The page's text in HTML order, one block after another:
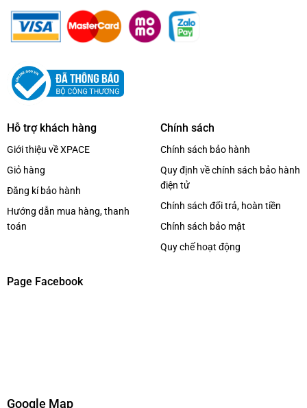
Hỗ trợ khách hàng
Giới thiệu về XPACE
Giỏ hàng
Đăng kí bảo hành
Hướng dẫn mua hàng, thanh
toán
Chính sách
Chính sách bảo hành
Quy định về chính sách bảo hành
điện tử
Chính sách đổi trả, hoàn tiền
Chính sách bảo mật
Quy chế hoạt động
Page Facebook
Google Map